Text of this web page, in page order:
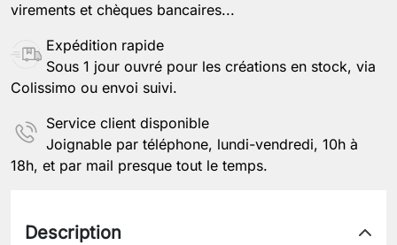
virements et chèques bancaires...
Expédition rapide
Sous 1 jour ouvré pour les créations en stock, via
Colissimo ou envoi suivi.
Service client disponible
Joignable par téléphone, lundi-vendredi, 10h à
18h, et par mail presque tout le temps.
Description